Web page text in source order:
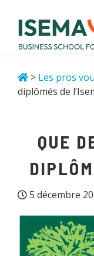
contenu
principal
pied
school
for
life
> Les pros
diplômés de
QUE
5 décembre